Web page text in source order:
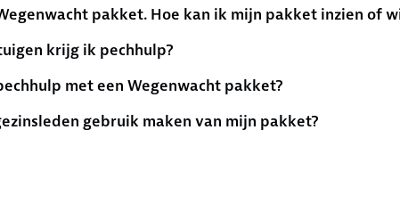
pakket. Hoe kan ik mijn pakket inzien of
krijg ik pechhulp?
met een Wegenwacht pakket?
gebruik maken van mijn pakket?